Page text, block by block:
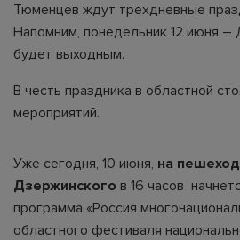
Тюменцев ждут трехдневные
Напомним, понедельник 12 июня –
будет выходным.
В честь праздника в областной
мероприятий.
Уже сегодня, 10 июня, на
Дзержинского в 16 часов
программа «Россия
областного фестиваля